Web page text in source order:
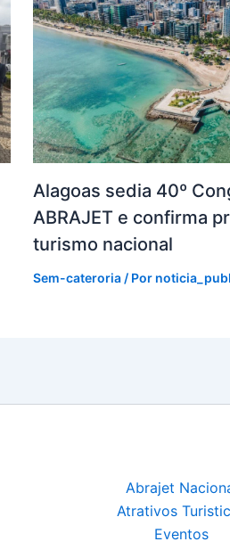
Alagoas sedia 40º
ABRAJET e confirma
turismo nacional
Sem-cateroria/ Por
Abrajet
Atrativos
Eventos